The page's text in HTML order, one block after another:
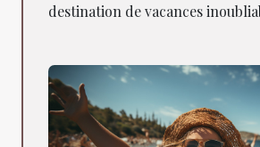
destination de vacances